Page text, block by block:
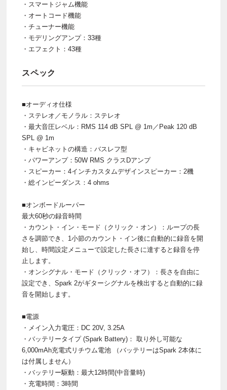
・スマートジャム機能
・オートコード機能
・チューナー機能
・モデリングアンプ：33種
・エフェクト：43種
スペック
■オーディオ仕様
・ステレオ／モノラル：ステレオ
・最大音圧レベル：RMS 114 dB SPL @ 1m／Peak 120 dB
SPL @ 1m
・キャビネットの構造：バスレフ型
・パワーアンプ：50W RMS クラスDアンプ
・スピーカー：4インチカスタムデザインスピーカー：2機
・総インピーダンス：4 ohms
■オンボードルーパー
最大60秒の録音時間
・カウント・イン・モード（クリック・オン）：ループの長
さを調節でき、1小節のカウント・イン後に自動的に録音を開
始し、時間設定メニューで設定した長さに達すると録音を停
止します。
・オンシグナル・モード（クリック・オフ）：長さを自由に
設定でき、Spark 2がギターシグナルを検出すると自動的に録
音を開始します。
■電源
・メイン入力電圧：DC 20V, 3.25A
・バッテリータイプ (Spark Battery)： 取り外し可能な
6,000mAh充電式リチウム電池 （バッテリーはSpark 2本体に
は付属しません）
・バッテリー駆動：最大12時間(中音量時)
・充電時間：3時間